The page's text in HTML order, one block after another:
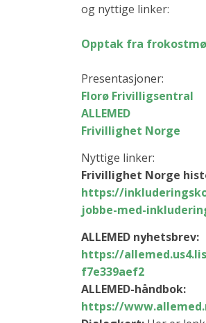
og nyttige linker:
Opptak fra
Presentasjoner:
Florø Frivilligsentral
ALLEMED
Frivillighet Norge
Nyttige linker:
Frivillighet Norge
https://
jobbe-med-
ALLEMED nyhetsbrev:
https://
f7e339aef2
ALLEMED-håndbok:
https://